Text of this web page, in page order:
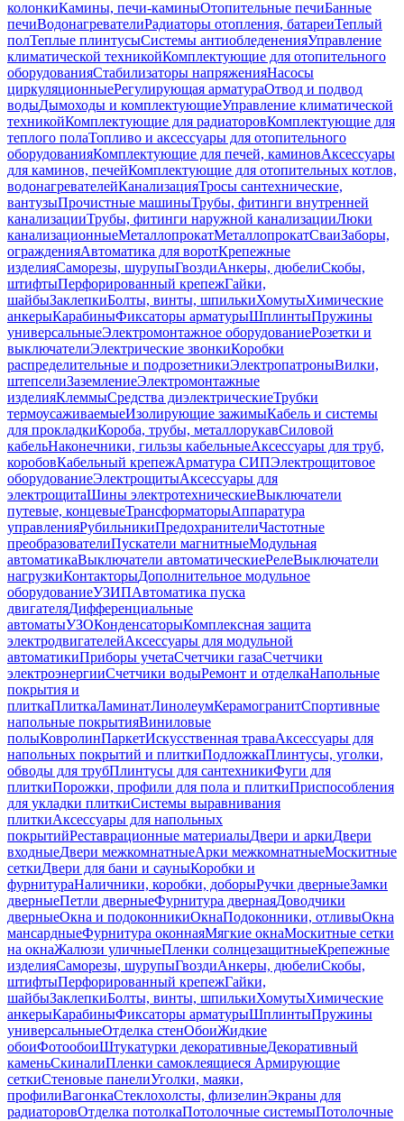
колонкиКамины, печи-каминыОтопительные печиБанные
печиВодонагревателиРадиаторы отопления, батареиТеплый
полТеплые плинтусыСистемы антиобледененияУправление
климатической техникойКомплектующие для отопительного
оборудованияСтабилизаторы напряженияНасосы
циркуляционныеРегулирующая арматураОтвод и подвод
водыДымоходы и комплектующиеУправление климатической
техникойКомплектующие для радиаторовКомплектующие для
теплого полаТопливо и аксессуары для отопительного
оборудованияКомплектующие для печей, каминовАксессуары
для каминов, печейКомплектующие для отопительных котлов,
водонагревателейКанализацияТросы сантехнические,
вантузыПрочистные машиныТрубы, фитинги внутренней
канализацииТрубы, фитинги наружной канализацииЛюки
канализационныеМеталлопрокатМеталлопрокатСваиЗаборы,
огражденияАвтоматика для воротКрепежные
изделияСаморезы, шурупыГвоздиАнкеры, дюбелиСкобы,
штифтыПерфорированный крепежГайки,
шайбыЗаклепкиБолты, винты, шпилькиХомутыХимические
анкерыКарабиныФиксаторы арматурыШплинтыПружины
универсальныеЭлектромонтажное оборудованиеРозетки и
выключателиЭлектрические звонкиКоробки
распределительные и подрозетникиЭлектропатроныВилки,
штепселиЗаземлениеЭлектромонтажные
изделияКлеммыСредства диэлектрическиеТрубки
термоусаживаемыеИзолирующие зажимыКабель и системы
для прокладкиКороба, трубы, металлорукавСиловой
кабельНаконечники, гильзы кабельныеАксессуары для труб,
коробовКабельный крепежАрматура СИПЭлектрощитовое
оборудованиеЭлектрощитыАксессуары для
электрощитаШины электротехническиеВыключатели
путевые, концевыеТрансформаторыАппаратура
управленияРубильникиПредохранителиЧастотные
преобразователиПускатели магнитныеМодульная
автоматикаВыключатели автоматическиеРелеВыключатели
нагрузкиКонтакторыДополнительное модульное
оборудованиеУЗИПАвтоматика пуска
двигателяДифференциальные
автоматыУЗОКонденсаторыКомплексная защита
электродвигателейАксессуары для модульной
автоматикиПриборы учетаСчетчики газаСчетчики
электроэнергииСчетчики водыРемонт и отделкаНапольные
покрытия и
плиткаПлиткаЛаминатЛинолеумКерамогранитСпортивные
напольные покрытияВиниловые
полыКовролинПаркетИскусственная траваАксессуары для
напольных покрытий и плиткиПодложкаПлинтусы, уголки,
обводы для трубПлинтусы для сантехникиФуги для
плиткиПорожки, профили для пола и плиткиПриспособления
для укладки плиткиСистемы выравнивания
плиткиАксессуары для напольных
покрытийРеставрационные материалыДвери и аркиДвери
входныеДвери межкомнатныеАрки межкомнатныеМоскитные
сеткиДвери для бани и сауныКоробки и
фурнитураНаличники, коробки, доборыРучки дверныеЗамки
дверныеПетли дверныеФурнитура двернаяДоводчики
дверныеОкна и подоконникиОкнаПодоконники, отливыОкна
мансардныеФурнитура оконнаяМягкие окнаМоскитные сетки
на окнаЖалюзи уличныеПленки солнцезащитныеКрепежные
изделияСаморезы, шурупыГвоздиАнкеры, дюбелиСкобы,
штифтыПерфорированный крепежГайки,
шайбыЗаклепкиБолты, винты, шпилькиХомутыХимические
анкерыКарабиныФиксаторы арматурыШплинтыПружины
универсальныеОтделка стенОбоиЖидкие
обоиФотообоиШтукатурки декоративныеДекоративный
каменьСкиналиПленки самоклеящиеся Армирующие
сеткиСтеновые панелиУголки, маяки,
профилиВагонкаСтеклохолсты, флизелинЭкраны для
радиаторовОтделка потолкаПотолочные системыПотолочные